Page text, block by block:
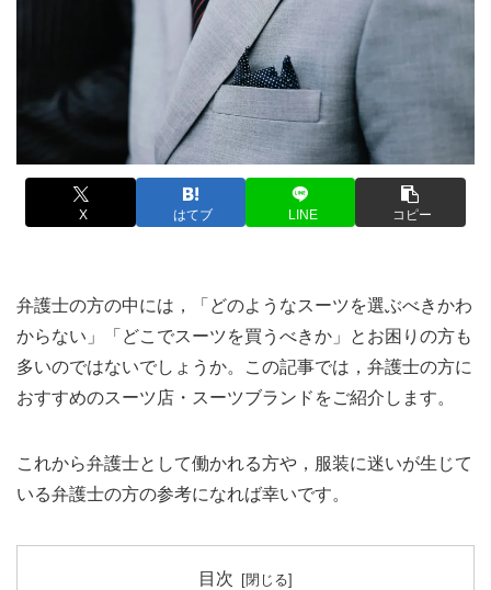
X はてブ LINE コピー
弁護士の方の中には，「どのようなスーツを選ぶべきかわ
からない」「どこでスーツを買うべきか」とお困りの方も
多いのではないでしょうか。この記事では，弁護士の方に
おすすめのスーツ店・スーツブランドをご紹介します。
これから弁護士として働かれる方や，服装に迷いが生じて
いる弁護士の方の参考になれば幸いです。
目次